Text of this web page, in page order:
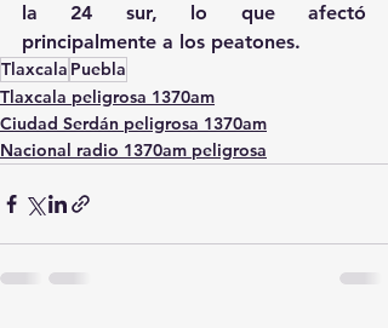
la 24 sur, lo que afectó
principalmente a los peatones.
Tlaxcala Puebla
Tlaxcala peligrosa 1370am
Ciudad Serdán peligrosa 1370am
Nacional radio 1370am peligrosa